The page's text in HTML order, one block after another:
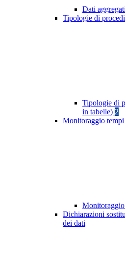
Dati
Tipologie di
Tipologie di
in tabelle) 2
Monitoraggio
Dichiarazioni
dei dati